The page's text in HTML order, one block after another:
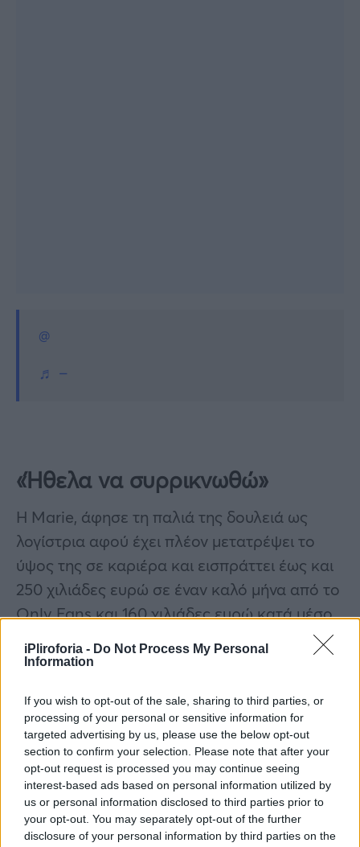
iPliroforia - Do Not Process My Personal
Information
If you wish to opt-out of the sale, sharing to third parties, or
processing of your personal or sensitive information for
targeted advertising by us, please use the below opt-out
section to confirm your selection. Please note that after your
opt-out request is processed you may continue seeing
interest-based ads based on personal information utilized by
us or personal information disclosed to third parties prior to
your opt-out. You may separately opt-out of the further
disclosure of your personal information by third parties on the
@
♬ –
«Ήθελα να συρρικνωθώ»
Η Marie, άφησε τη παλιά της δουλειά ως
λογίστρια αφού έχει πλέον μετατρέψει το
ύψος της σε καριέρα και εισπράττει έως και
250 χιλιάδες ευρώ σε έναν καλό μήνα από το
Only Fans και 160 χιλιάδες ευρώ κατά μέσο
αρέσει να είμαι ψηλή. Έχω πολύ περισσότερη
αυτοπεποίθηση.